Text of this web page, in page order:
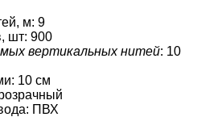
м: 9
шт: 900
вертикальных нитей: 10
10 см
ПВХ